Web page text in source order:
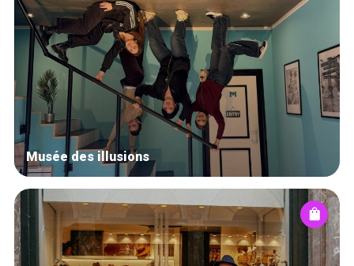
Musée des illusions